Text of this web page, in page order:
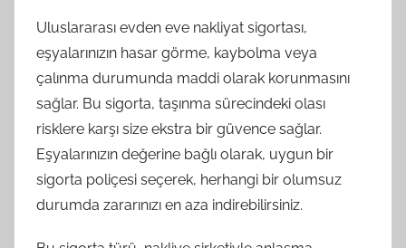
Uluslararası evden eve nakliyat sigortası,
eşyalarınızın hasar görme, kaybolma veya
çalınma durumunda maddi olarak korunmasını
sağlar. Bu sigorta, taşınma sürecindeki olası
risklere karşı size ekstra bir güvence sağlar.
Eşyalarınızın değerine bağlı olarak, uygun bir
sigorta poliçesi seçerek, herhangi bir olumsuz
durumda zararınızı en aza indirebilirsiniz.